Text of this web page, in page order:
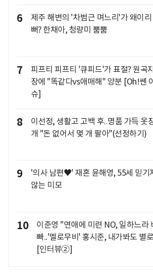
6
제주 해변의 '차범근 며느리'가 왜이리
뻐? 한채아, 청량미 뿜뿜
7
피프티 피프티 '큐피드'가 표절? 원곡
장에 "똑같다vs애매해" 양분 [Oh!쎈
슈]
8
이선정, 생활고 고백 후..명품 가득 옷
개 "돈 없어서 몇 개 팔아"(선정하기)
9
'의사 남편♥' 재혼 윤해영, 55세 믿기
않는 미모
10
이준영 "연애에 미련 NO, 일하느라
빠..'멜로무비' 홍시준, 내가봐도 별
[인터뷰②]